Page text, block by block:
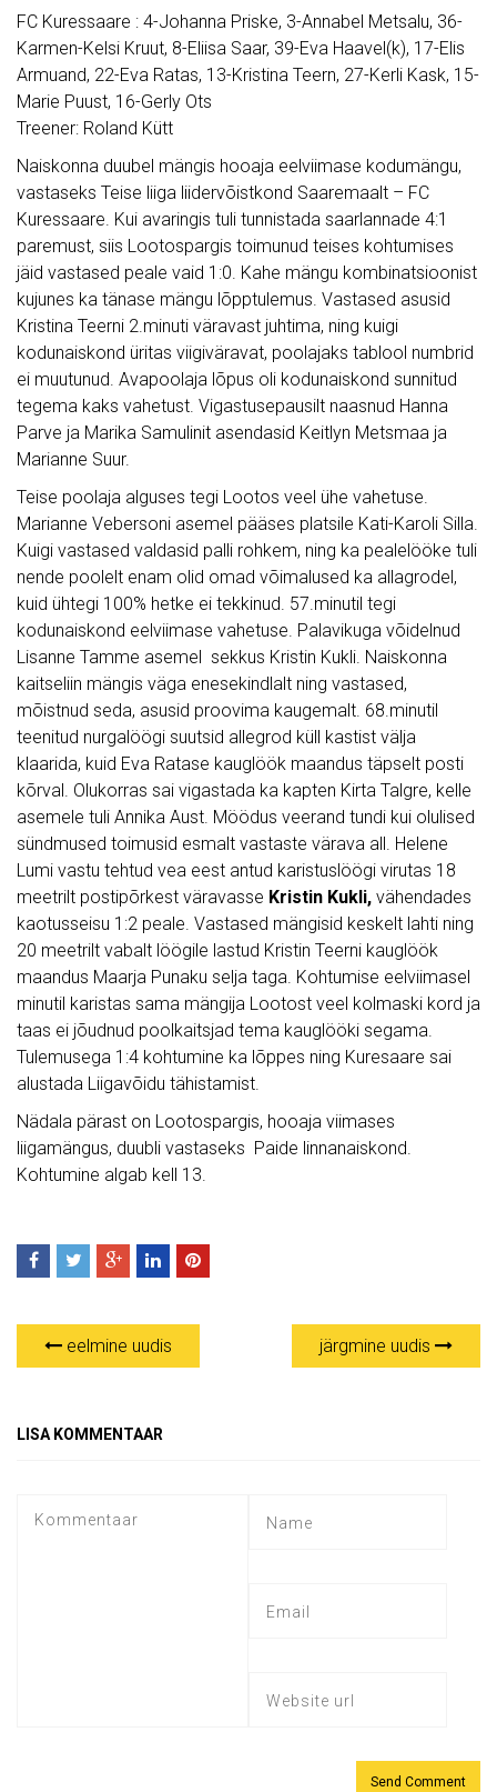
FC Kuressaare : 4-Johanna Priske, 3-Annabel Metsalu, 36-
Karmen-Kelsi Kruut, 8-Eliisa Saar, 39-Eva Haavel(k), 17-Elis
Armuand, 22-Eva Ratas, 13-Kristina Teern, 27-Kerli Kask, 15-
Marie Puust, 16-Gerly Ots
Treener: Roland Kütt
Naiskonna duubel mängis hooaja eelviimase kodumängu,
vastaseks Teise liiga liidervõistkond Saaremaalt – FC
Kuressaare. Kui avaringis tuli tunnistada saarlannade 4:1
paremust, siis Lootospargis toimunud teises kohtumises
jäid vastased peale vaid 1:0. Kahe mängu kombinatsioonist
kujunes ka tänase mängu lõpptulemus. Vastased asusid
Kristina Teerni 2.minuti väravast juhtima, ning kuigi
kodunaiskond üritas viigiväravat, poolajaks tablool numbrid
ei muutunud. Avapoolaja lõpus oli kodunaiskond sunnitud
tegema kaks vahetust. Vigastusepausilt naasnud Hanna
Parve ja Marika Samulinit asendasid Keitlyn Metsmaa ja
Marianne Suur.
Teise poolaja alguses tegi Lootos veel ühe vahetuse.
Marianne Vebersoni asemel pääses platsile Kati-Karoli Silla.
Kuigi vastased valdasid palli rohkem, ning ka pealelööke tuli
nende poolelt enam olid omad võimalused ka allagrodel,
kuid ühtegi 100% hetke ei tekkinud. 57.minutil tegi
kodunaiskond eelviimase vahetuse. Palavikuga võidelnud
Lisanne Tamme asemel sekkus Kristin Kukli. Naiskonna
kaitseliin mängis väga enesekindlalt ning vastased,
mõistnud seda, asusid proovima kaugemalt. 68.minutil
teenitud nurgalöögi suutsid allegrod küll kastist välja
klaarida, kuid Eva Ratase kauglöök maandus täpselt posti
kõrval. Olukorras sai vigastada ka kapten Kirta Talgre, kelle
asemele tuli Annika Aust. Möödus veerand tundi kui olulised
sündmused toimusid esmalt vastaste värava all. Helene
Lumi vastu tehtud vea eest antud karistuslöögi virutas 18
meetrilt postipõrkest väravasse Kristin Kukli, vähendades
kaotusseisu 1:2 peale. Vastased mängisid keskelt lahti ning
20 meetrilt vabalt löögile lastud Kristin Teerni kauglöök
maandus Maarja Punaku selja taga. Kohtumise eelviimasel
minutil karistas sama mängija Lootost veel kolmaski kord ja
taas ei jõudnud poolkaitsjad tema kauglööki segama.
Tulemusega 1:4 kohtumine ka lõppes ning Kuresaare sai
alustada Liigavõidu tähistamist.
Nädala pärast on Lootospargis, hooaja viimases
liigamängus, duubli vastaseks Paide linnanaiskond.
Kohtumine algab kell 13.
eelmine uudis järgmine uudis
LISA KOMMENTAAR